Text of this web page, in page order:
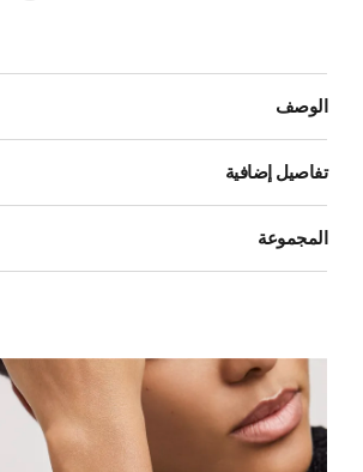
الوصف
تفاصيل إضافية
المجموعة